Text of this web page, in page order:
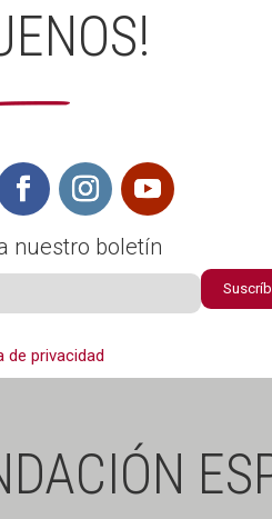
nuestro boletín
de privacidad